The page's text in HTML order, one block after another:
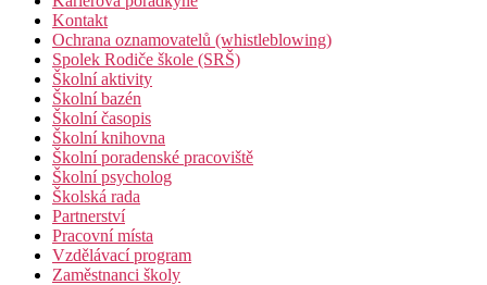
Kontakt
Ochrana oznamovatelů (whistleblowing)
Spolek Rodiče škole (SRŠ)
Školní aktivity
Školní bazén
Školní časopis
Školní knihovna
Školní poradenské pracoviště
Školní psycholog
Školská rada
Partnerství
Pracovní místa
Vzdělávací program
Zaměstnanci školy